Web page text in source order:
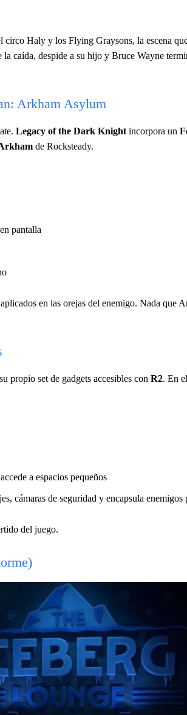
Haly y los Flying Graysons, la escena
caída, despide a su hijo y Bruce Wayne
Arkham Asylum
Legacy of the Dark Knight incorpora un
de Rocksteady.
pantalla
en las orejas del enemigo. Nada que
propio set de gadgets accesibles con R2. En
a espacios pequeños
cámaras de seguridad y encapsula enemigos
del juego.